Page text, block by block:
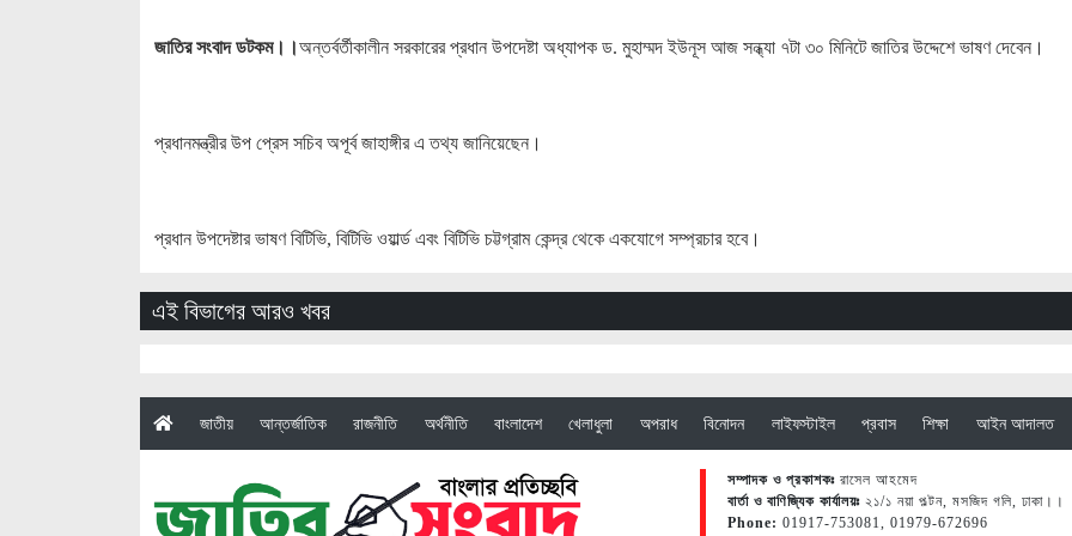
জাতির সংবাদ ডটকম।।অন্তর্বর্তীকালীন সরকারের প্রধান উপদেষ্টা অধ্যাপক ড. মুহাম্মদ ইউনূস আজ সন্ধ্যা ৭টা ৩০ মিনিটে জাতির উদ্দেশে ভাষণ দেবেন।
প্রধানমন্ত্রীর উপ প্রেস সচিব অপূর্ব জাহাঙ্গীর এ তথ্য জানিয়েছেন।
প্রধান উপদেষ্টার ভাষণ বিটিভি, বিটিভি ওয়ার্ল্ড এবং বিটিভি চট্টগ্রাম কেন্দ্র থেকে একযোগে সম্প্রচার হবে।
এই বিভাগের আরও খবর
(current)
জাতীয় আন্তর্জাতিক রাজনীতি অর্থনীতি বাংলাদেশ খেলাধুলা অপরাধ বিনোদন লাইফস্টাইল প্রবাস শিক্ষা আইন আদালত
সম্পাদক ও প্রকাশকঃ রাসেল আহমেদ
বার্তা ও বাণিজ্যিক কার্যালয়ঃ ২১/১ নয়া পল্টন, মসজিদ গলি, ঢাকা।।
Phone: 01917-753081, 01979-672696